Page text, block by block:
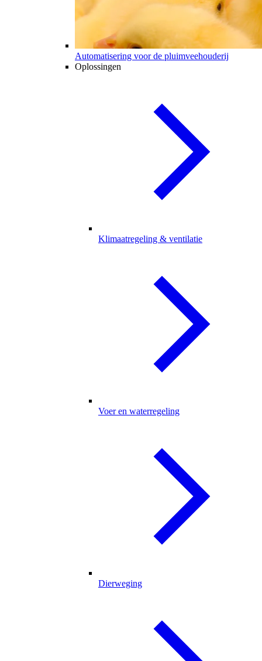
Automatisering voor de pluimveehouderij
Oplossingen
Klimaatregeling & ventilatie
Voer en waterregeling
Dierweging